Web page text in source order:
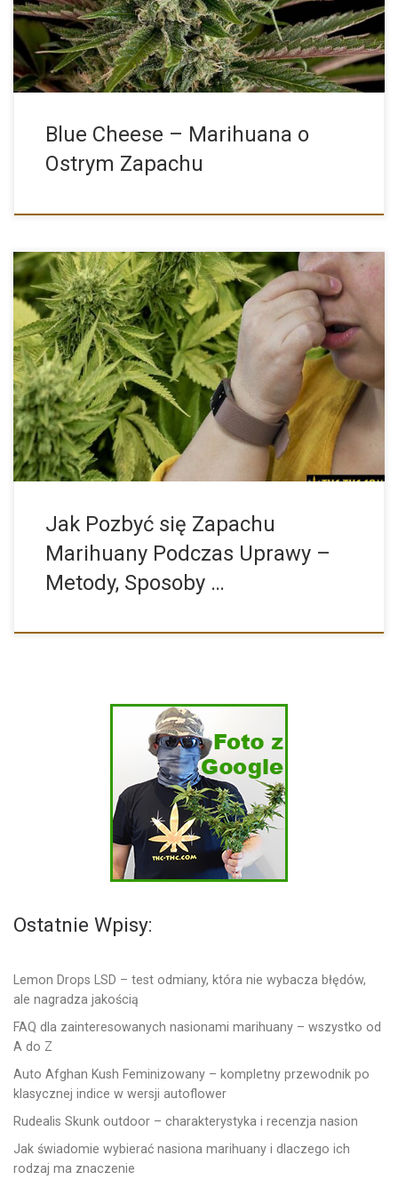
Blue Cheese – Marihuana o
Ostrym Zapachu
Słodki intensywny zapach marihuany, który towarzyszy każdej
uprawie. Uciążliwy zwłaszcza w uprawach indoor, czyli w domu.
Jak się go pozbyć, […]
Jak Pozbyć się Zapachu
Marihuany Podczas Uprawy –
Metody, Sposoby …
Ostatnie Wpisy:
Lemon Drops LSD – test odmiany, która nie wybacza błędów,
ale nagradza jakością
FAQ dla zainteresowanych nasionami marihuany – wszystko od
A do Z
Auto Afghan Kush Feminizowany – kompletny przewodnik po
klasycznej indice w wersji autoflower
Rudealis Skunk outdoor – charakterystyka i recenzja nasion
Jak świadomie wybierać nasiona marihuany i dlaczego ich
rodzaj ma znaczenie